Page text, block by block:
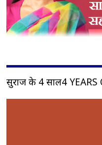
सुराज के 4 साल4 YEARS